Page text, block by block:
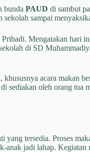
bunda PAUD di sambut
sampai
Pribadi. Mengatakan hari
di SD
acara makan
sediakan oleh orang tua
tersedia. Proses
anak jadi lahap.